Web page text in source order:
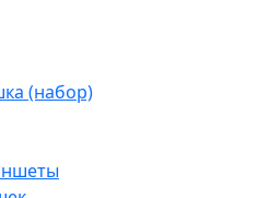
(набор)